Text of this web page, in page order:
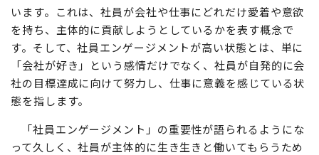
成功率はたったの2割
社員の会社への愛着は「社員エンゲージメント」ともい
います。これは、社員が会社や仕事にどれだけ愛着や意欲
を持ち、主体的に貢献しようとしているかを表す概念で
す。そして、社員エンゲージメントが高い状態とは、単に
「会社が好き」という感情だけでなく、社員が自発的に会
社の目標達成に向けて努力し、仕事に意義を感じている状
態を指します。